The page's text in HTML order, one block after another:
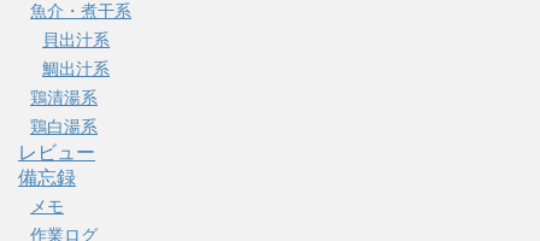
魚介・煮干系
貝出汁系
鯛出汁系
鶏清湯系
鶏白湯系
レビュー
備忘録
メモ
作業ログ